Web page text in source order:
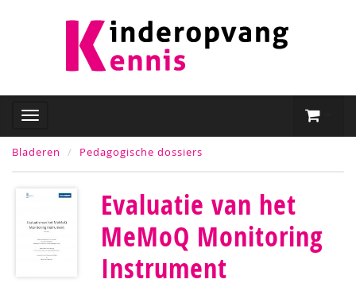
Bladeren Pedagogische dossiers
Evaluatie van het
MeMoQ Monitoring
Instrument